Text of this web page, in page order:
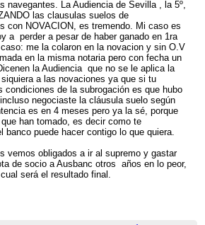
navegantes. La Audiencia de Sevilla , la 5º,
las clausulas suelos de
con NOVACION, es tremendo. Mi caso es
a perder a pesar de haber ganado en 1ra
me la colaron en la novacion y sin O.V
en la misma notaria pero con fecha un
la Audiencia que no se le aplica la
a las novaciones ya que si tu
condiciones de la subrogación es que hubo
negociaste la cláusula suelo según
es en 4 meses pero ya la sé, porque
han tomado, es decir como te
banco puede hacer contigo lo que quiera.
vemos obligados a ir al supremo y gastar
de socio a Ausbanc otros años en lo peor,
será el resultado final.